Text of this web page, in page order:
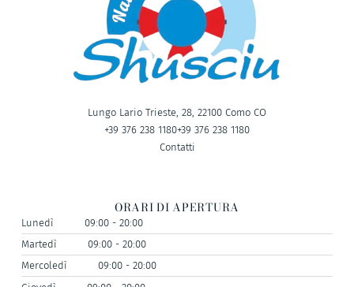
Lungo Lario Trieste, 28, 22100 Como CO
+39 376 238 1180+39 376 238 1180
Contatti
ORARI DI APERTURA
Lunedì
09:00 - 20:00
Martedì
09:00 - 20:00
Mercoledì
09:00 - 20:00